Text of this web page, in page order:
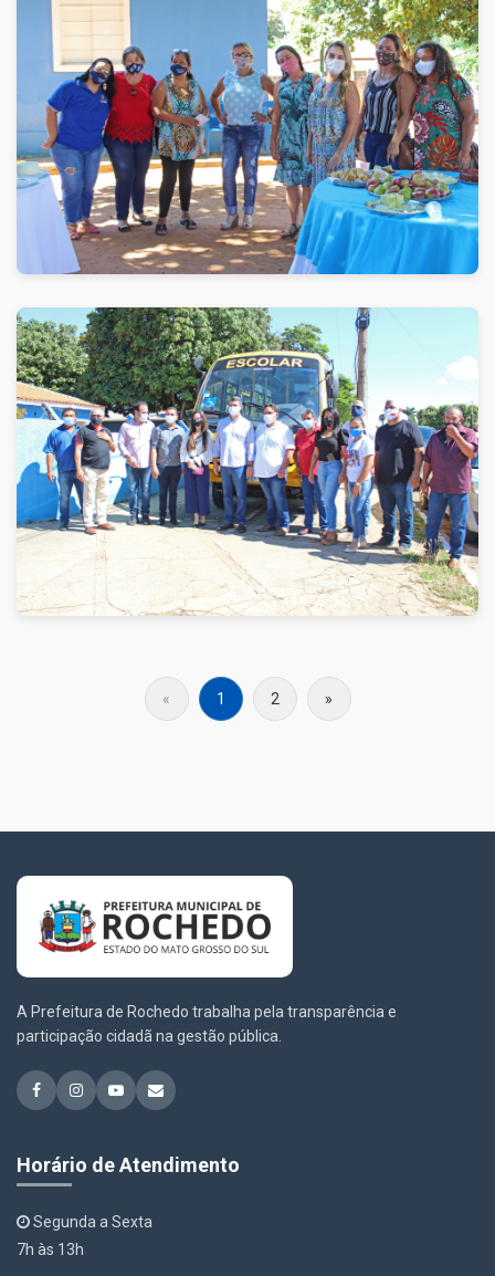
« 1 2 »
A Prefeitura de Rochedo trabalha pela transparência e
participação cidadã na gestão pública.
Horário de Atendimento
Segunda a Sexta
7h às 13h